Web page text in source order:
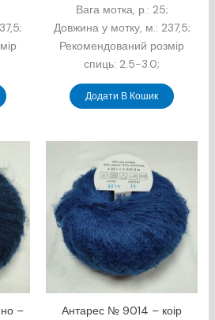
Вага мотка, р.: 25;
Довжина у мотку, м.: 237,5;
Рекомендований розмір
спиць: 2.5-3.0;
Додати В Кошик
–
Антарес № 9014 – коір